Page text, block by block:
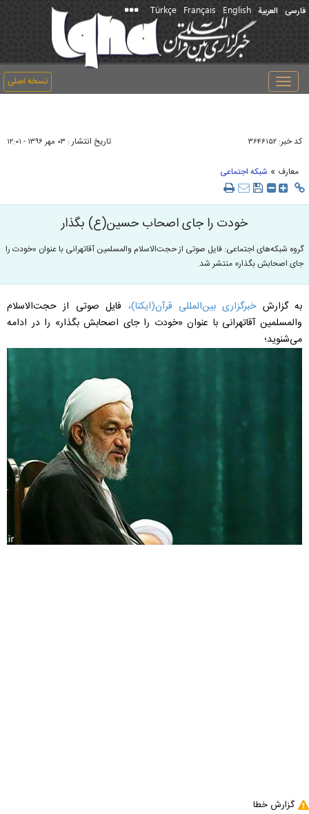
فارسی العربیة English
Français
Türkçe
نسخه اصلی
Toggle
navigation
کد خبر: ۳۶۴۶۱۵۲ تاریخ انتشار : ۰۳ مهر ۱۳۹۶ - ۱۲:۰۱
معارف » شبکه اجتماعی
خودت را جای اصحاب حسین(ع) بگذار
گروه شبکه‌های اجتماعی: فایل صوتی از حجت‌الاسلام والمسلمین آقاتهرانی با عنوان «خودت را
جای اصحابش بگذار» منتشر شد.
به گزارشخبرگزاری بین‌المللی قرآن(ایکنا)، فایل صوتی از حجت‌الاسلام
والمسلمین آقاتهرانی با عنوان «خودت را جای اصحابش بگذار» را در ادامه
می‌شنوید؛
گزارش خطا